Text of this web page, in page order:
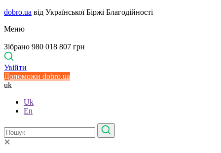
dobro.ua від Української Біржі Благодійності
Меню
Зібрано 980 018 807 грн
Увійти
Допоможи dobro.ua
uk
Uk
En